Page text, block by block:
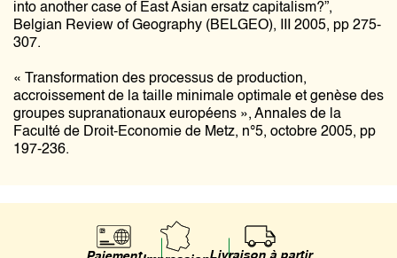
into another case of East Asian ersatz capitalism?”,
Belgian Review of Geography (BELGEO), III 2005, pp 275-
307.
« Transformation des processus de production,
accroissement de la taille minimale optimale et genèse des
groupes supranationaux européens », Annales de la
Faculté de Droit-Economie de Metz, n°5, octobre 2005, pp
197-236.
Livraison à partir